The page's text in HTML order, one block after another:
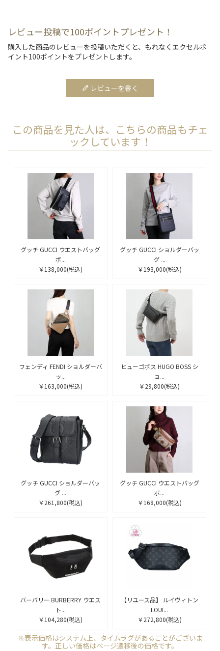
レビュー投稿で100ポイントプレゼント！
購入した商品のレビューを投稿いただくと、もれなくエクセルポ
イント100ポイントをプレゼントします。
レビューを書く
この商品を見た人は、こちらの商品もチェ
ックしています！
グッチ GUCCI ウエストバッグ
ボ...
￥138,000(税込)
グッチ GUCCI ショルダーバッ
グ ...
￥193,000(税込)
フェンディ FENDI ショルダーバ
ッ...
￥163,000(税込)
ヒューゴボス HUGO BOSS シ
ョ...
￥29,800(税込)
グッチ GUCCI ショルダーバッ
グ ...
￥261,800(税込)
グッチ GUCCI ウエストバッグ
ボ...
￥168,000(税込)
バーバリー BURBERRY ウエス
ト...
￥104,280(税込)
【リユース品】 ルイヴィトン
LOUI...
￥272,800(税込)
※表示価格はシステム上、タイムラグがあることがございま
す。正しい価格はページ遷移後の価格です。